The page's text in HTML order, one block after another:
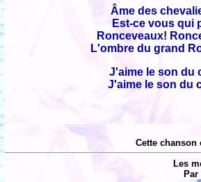
Âme des
Est-ce vous qui
Ronceveaux!
L'ombre du grand
J'aime le son du
J'aime le son du
Cette chanson
Les